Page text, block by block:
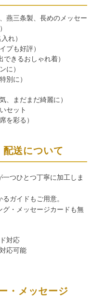
燕三条製、長めのメッセー
れ）
プも好評）
きるおしゃれ着）
に）
別に）
、まだまだ綺麗に）
セット
を彩る）
送について
つひとつ丁寧に加工しま
ガイドもご用意。
・メッセージカードも無
対応
応可能
・メッセージ